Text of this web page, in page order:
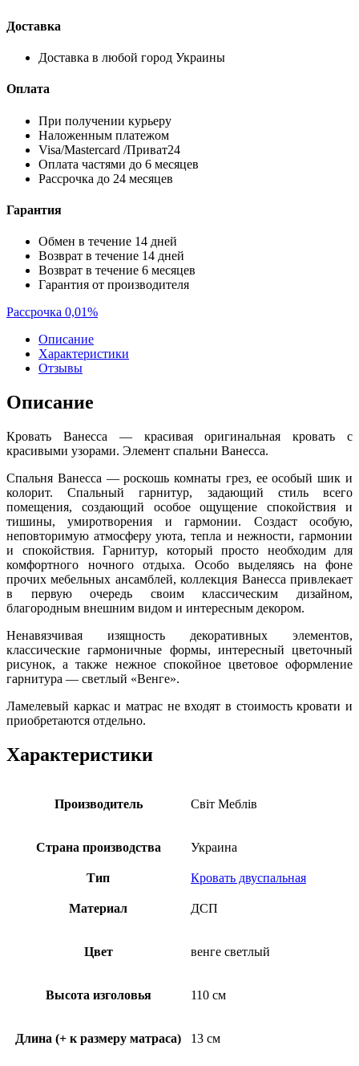
Доставка
Доставка в любой город Украины
Оплата
При получении курьеру
Наложенным платежом
Visa/Mastercard /Приват24
Оплата частями до 6 месяцев
Рассрочка до 24 месяцев
Гарантия
Обмен в течение 14 дней
Возврат в течение 14 дней
Возврат в течение 6 месяцев
Гарантия от производителя
Рассрочка 0,01%
Описание
Характеристики
Отзывы
Описание
Кровать Ванесса — красивая оригинальная кровать с
красивыми узорами. Элемент спальни Ванесса.
Спальня Ванесса — роскошь комнаты грез, ее особый шик и
колорит. Спальный гарнитур, задающий стиль всего
помещения, создающий особое ощущение спокойствия и
тишины, умиротворения и гармонии. Создаст особую,
неповторимую атмосферу уюта, тепла и нежности, гармонии
и спокойствия. Гарнитур, который просто необходим для
комфортного ночного отдыха. Особо выделяясь на фоне
прочих мебельных ансамблей, коллекция Ванесса привлекает
в первую очередь своим классическим дизайном,
благородным внешним видом и интересным декором.
Ненавязчивая изящность декоративных элементов,
классические гармоничные формы, интересный цветочный
рисунок, а также нежное спокойное цветовое оформление
гарнитура — светлый «Венге».
Ламелевый каркас и матрас не входят в стоимость кровати и
приобретаются отдельно.
Характеристики
Производитель Свiт Меблiв
Страна производства Украина
Тип Кровать двуспальная
Материал ДСП
Цвет венге светлый
Высота изголовья 110 см
Длина (+ к размеру матраса) 13 см